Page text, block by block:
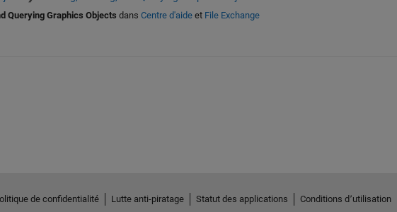
Querying Graphics Objects dans Centre d'aideet File Exchange
de confidentialité Lutte anti-piratage Statut des applications
Conditions d՚utilisation